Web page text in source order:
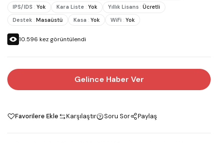
IPS/IDS : Yok Kara Liste : Yok Yıllık Lisans : Ücretli
Destek : Masaüstü Kasa : Yok WiFi : Yok
10.596 kez görüntülendi
Gelince Haber Ver
Favorilere Ekle Karşılaştır Soru Sor Paylaş